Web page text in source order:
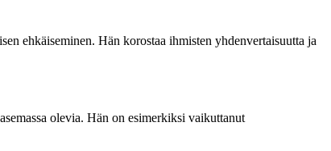
ehkäiseminen. Hän korostaa ihmisten yhdenvertaisuutta ja
olevia. Hän on esimerkiksi vaikuttanut